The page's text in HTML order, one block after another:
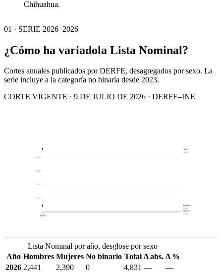
Chihuahua.
01 · SERIE 2026–2026
¿Cómo ha variadola Lista Nominal?
Cortes anuales publicados por DERFE, desagregados por sexo. La
serie incluye a la categoría no binaria desde 2023.
CORTE VIGENTE · 9 DE JULIO DE 2026 · DERFE–INE
2,732
3,318
3,903
4,489
2026
Total
4,831
Mujeres
2,390
Hombres
2,441
Lista Nominal por año, desglose por sexo
Año Hombres Mujeres No binario Total Δ abs. Δ %
2026 2,441 2,390 0 4,831 — —